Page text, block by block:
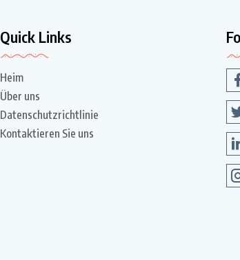
Quick Links
Heim
Über uns
Datenschutzrichtlinie
Kontaktieren Sie uns